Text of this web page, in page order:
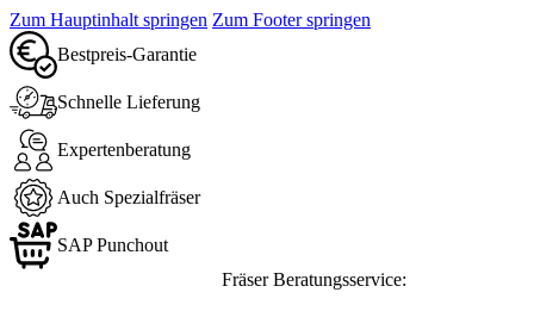
Zum Hauptinhalt springen Zum Footer springen
Bestpreis-Garantie
Schnelle Lieferung
Expertenberatung
Auch Spezialfräser
SAP Punchout
Fräser Beratungsservice: